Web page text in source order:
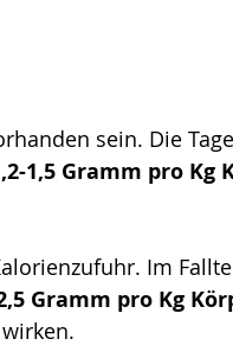
sein. Die
1,5 Gramm pro Kg
Im
Gramm pro Kg